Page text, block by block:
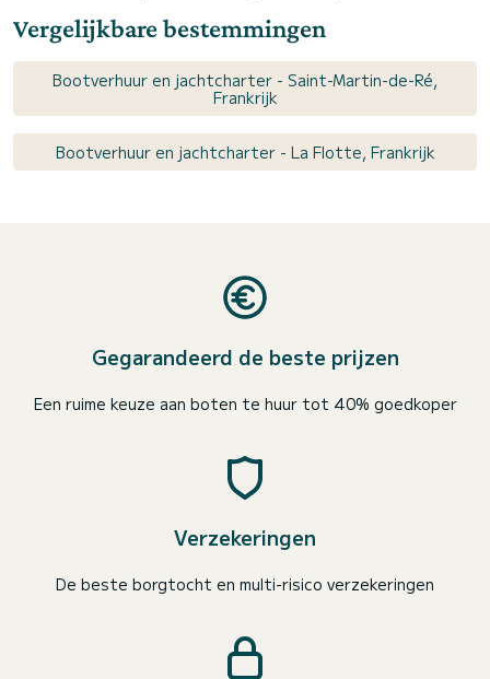
Vergelijkbare bestemmingen
Bootverhuur en jachtcharter - Saint-Martin-de-Ré,
Frankrijk
Bootverhuur en jachtcharter - La Flotte, Frankrijk
Gegarandeerd de beste prijzen
Een ruime keuze aan boten te huur tot 40% goedkoper
Verzekeringen
De beste borgtocht en multi-risico verzekeringen